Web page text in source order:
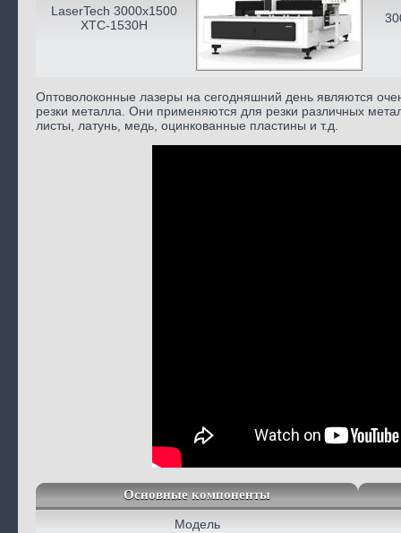
LaserTech 3000x1500
XTC-1530H
Оптоволоконные лазеры на сегодняшний день являются
резки металла. Они применяются для резки различных
листы, латунь, медь, оцинкованные пластины и т.д.
Основные компоненты
Модель